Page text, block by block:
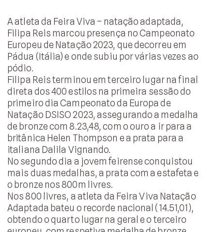
A atleta da Feira Viva – natação adaptada,
Filipa Reis marcou presença no Campeonato
Europeu de Natação 2023, que decorreu em
Pádua (Itália) e onde subiu por várias vezes ao
pódio.
Filipa Reis terminou em terceiro lugar na final
direta dos 400 estilos na primeira sessão do
primeiro dia Campeonato da Europa de
Natação DSISO 2023, assegurando a medalha
de bronze com 8.23,48, com o ouro a ir para a
britânica Helen Thompson e a prata para a
italiana Dalila Vignando.
No segundo dia a jovem feirense conquistou
mais duas medalhas, a prata com a estafeta e
o bronze nos 800m livres.
Nos 800 livres, a atleta da Feira Viva Natação
Adaptada bateu o recorde nacional (14.51,01),
obtendo o quarto lugar na geral e o terceiro